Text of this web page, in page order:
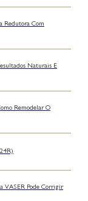
Redutora Com
Naturais E
Remodelar O
VASER Pode Corrigir